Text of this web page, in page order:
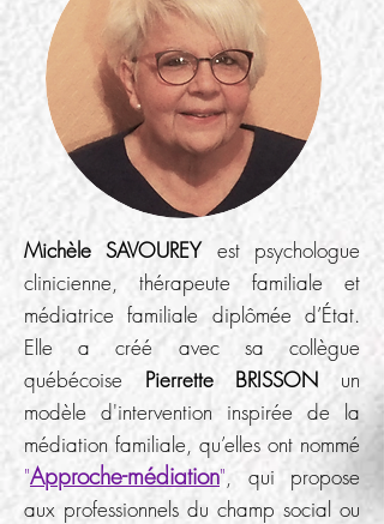
Michèle SAVOUREY est psychologue
clinicienne, thérapeute familiale et
médiatrice familiale diplômée d’État.
Elle a créé avec sa collègue
québécoise Pierrette BRISSON
un
modèle d'intervention inspirée de la
médiation familiale, qu’elles ont nommé
"Approche-médiation", qui propose
aux professionnels du champ social ou